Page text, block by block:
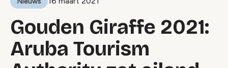
Gouden Giraffe 2021:
Aruba Tourism